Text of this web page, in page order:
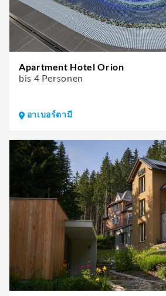
Apartment Hotel Orion
bis 4 Personen
อาเบอร์ตามี